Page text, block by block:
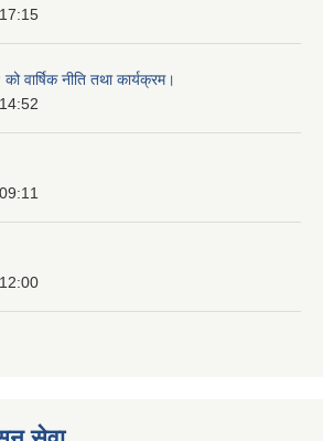
वार्षिक नीति तथा कार्यक्रम।